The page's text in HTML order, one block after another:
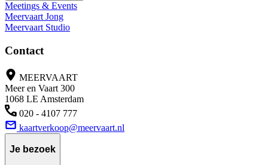
Meetings & Events
Meervaart Jong
Meervaart Studio
Contact
MEERVAART
Meer en Vaart 300
1068 LE Amsterdam
020 - 4107 777
kaartverkoop@meervaart.nl
Je bezoek